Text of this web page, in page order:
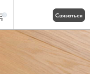
Связаться